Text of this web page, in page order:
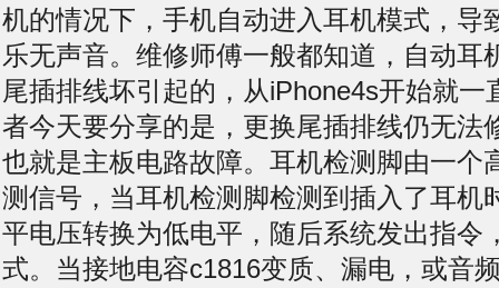
机的情况下，手机自动进入耳机模式，导
乐无声音。维修师傅一般都知道，自动耳
尾插排线坏引起的，从iPhone4s开始就一
者今天要分享的是，更换尾插排线仍无法
也就是主板电路故障。耳机检测脚由一个
测信号，当耳机检测脚检测到插入了耳机
平电压转换为低电平，随后系统发出指令
式。当接地电容c1816变质、漏电，或音